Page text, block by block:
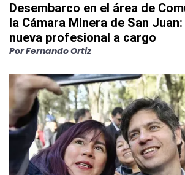
Desembarco en el área de
la Cámara Minera de San
nueva profesional a cargo
PorFernando Ortiz